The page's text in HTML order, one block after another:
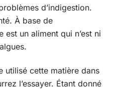
d’indigestion.
À base de
un aliment qui n’est ni
utilisé cette matière dans
l’essayer. Étant donné